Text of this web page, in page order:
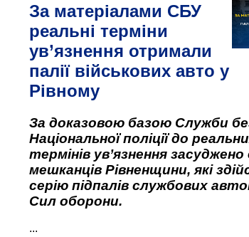
За матеріалами СБУ
реальні терміни
ув’язнення отримали
палії військових авто у
Рівному
За доказовою базою Служби
Національної поліції до
термінів ув’язнення засуджено
мешканців Рівненщини, які
серію підпалів службових
Сил оборони.
...